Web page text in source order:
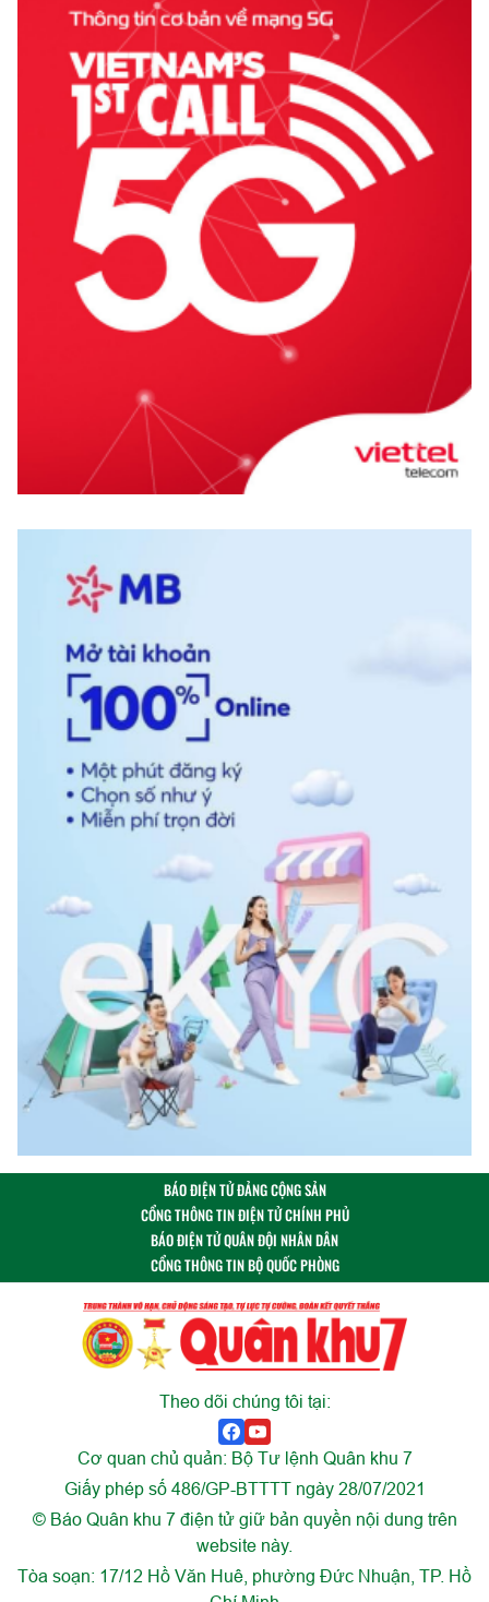
BÁO ĐIỆN TỬ ĐẢNG CỘNG SẢN
CỔNG THÔNG TIN ĐIỆN TỬ CHÍNH PHỦ
BÁO ĐIỆN TỬ QUÂN ĐỘI NHÂN DÂN
CỔNG THÔNG TIN BỘ QUỐC PHÒNG
Theo dõi chúng tôi tại:
Cơ quan chủ quản: Bộ Tư lệnh Quân khu 7
Giấy phép số 486/GP-BTTTT ngày 28/07/2021
© Báo Quân khu 7 điện tử giữ bản quyền nội dung trên
website này.
Tòa soạn: 17/12 Hồ Văn Huê, phường Đức Nhuận, TP. Hồ